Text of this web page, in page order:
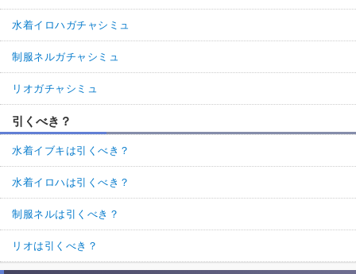
水着イロハガチャシミュ
制服ネルガチャシミュ
リオガチャシミュ
引くべき？
水着イブキは引くべき？
水着イロハは引くべき？
制服ネルは引くべき？
リオは引くべき？